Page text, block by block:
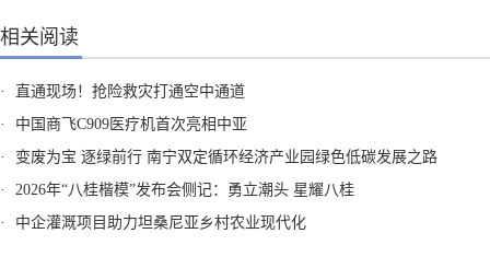
相关阅读
·
直通现场！抢险救灾打通空中通道
·
中国商飞C909医疗机首次亮相中亚
·
变废为宝 逐绿前行 南宁双定循环经济产业园绿色低碳发展之路
·
2026年“八桂楷模”发布会侧记：勇立潮头 星耀八桂
·
中企灌溉项目助力坦桑尼亚乡村农业现代化